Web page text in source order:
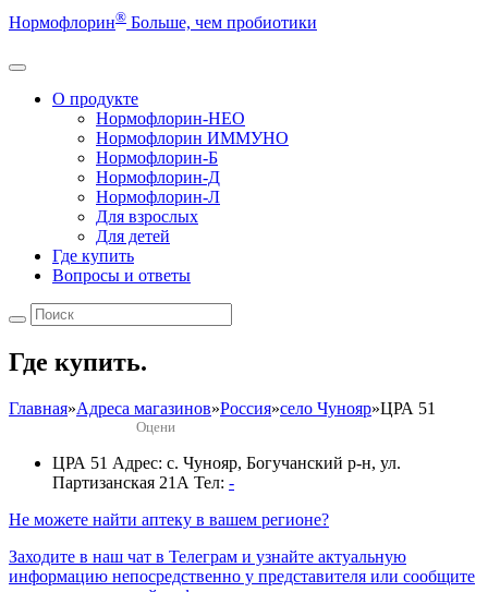
Нормофлорин® Больше, чем пробиотики
О продукте
Нормофлорин-НЕО
Нормофлорин ИММУНО
Нормофлорин-Б
Нормофлорин-Д
Нормофлорин-Л
Для взрослых
Для детей
Где купить
Вопросы и ответы
Где купить.
Главная»Адреса магазинов»Россия»село Чунояр»ЦРА 51
Оцени
ЦРА 51 Адрес: с. Чунояр, Богучанский р-н, ул.
Партизанская 21А Тел: -
Не можете найти аптеку в вашем регионе?
Заходите в наш чат в Телеграм и узнайте актуальную
информацию непосредственно у представителя или сообщите